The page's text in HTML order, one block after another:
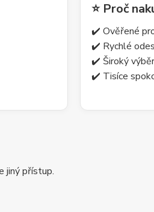
⭐ Proč
✔️ Ověřené
✔️ Rychlé
✔️ Široký
✔️ Tisíce
jiný přístup.